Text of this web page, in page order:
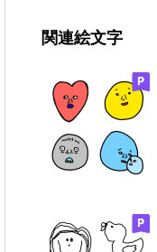
関連絵文字